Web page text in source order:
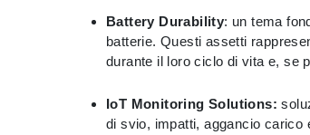
Battery Durability: un tema
batterie. Questi assetti
durante il loro ciclo di vita e, se
IoT Monitoring Solutions:
di svio, impatti, aggancio carico